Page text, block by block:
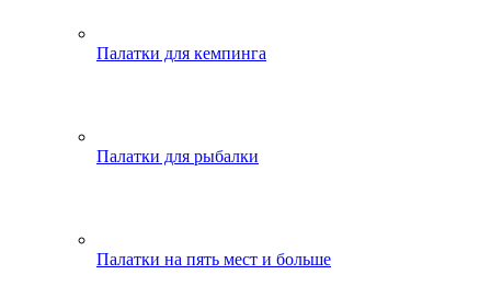
Палатки для кемпинга
Палатки для рыбалки
Палатки на пять мест и больше